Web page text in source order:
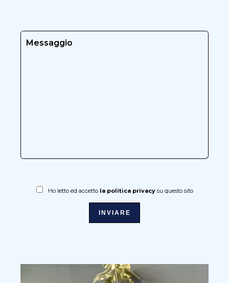
Ho letto ed accetto la politica privacysu questo sito
INVIARE